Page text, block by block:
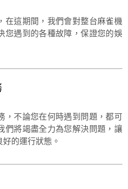
在這期間，我們會對整台麻雀機
您遇到的各種故障，保證您的娛
，不論您在何時遇到問題，都可
們將竭盡全力為您解決問題，讓
的運行狀態。